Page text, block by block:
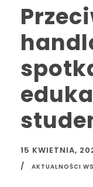
15 KWIETNIA,
AKTUALNOŚCI